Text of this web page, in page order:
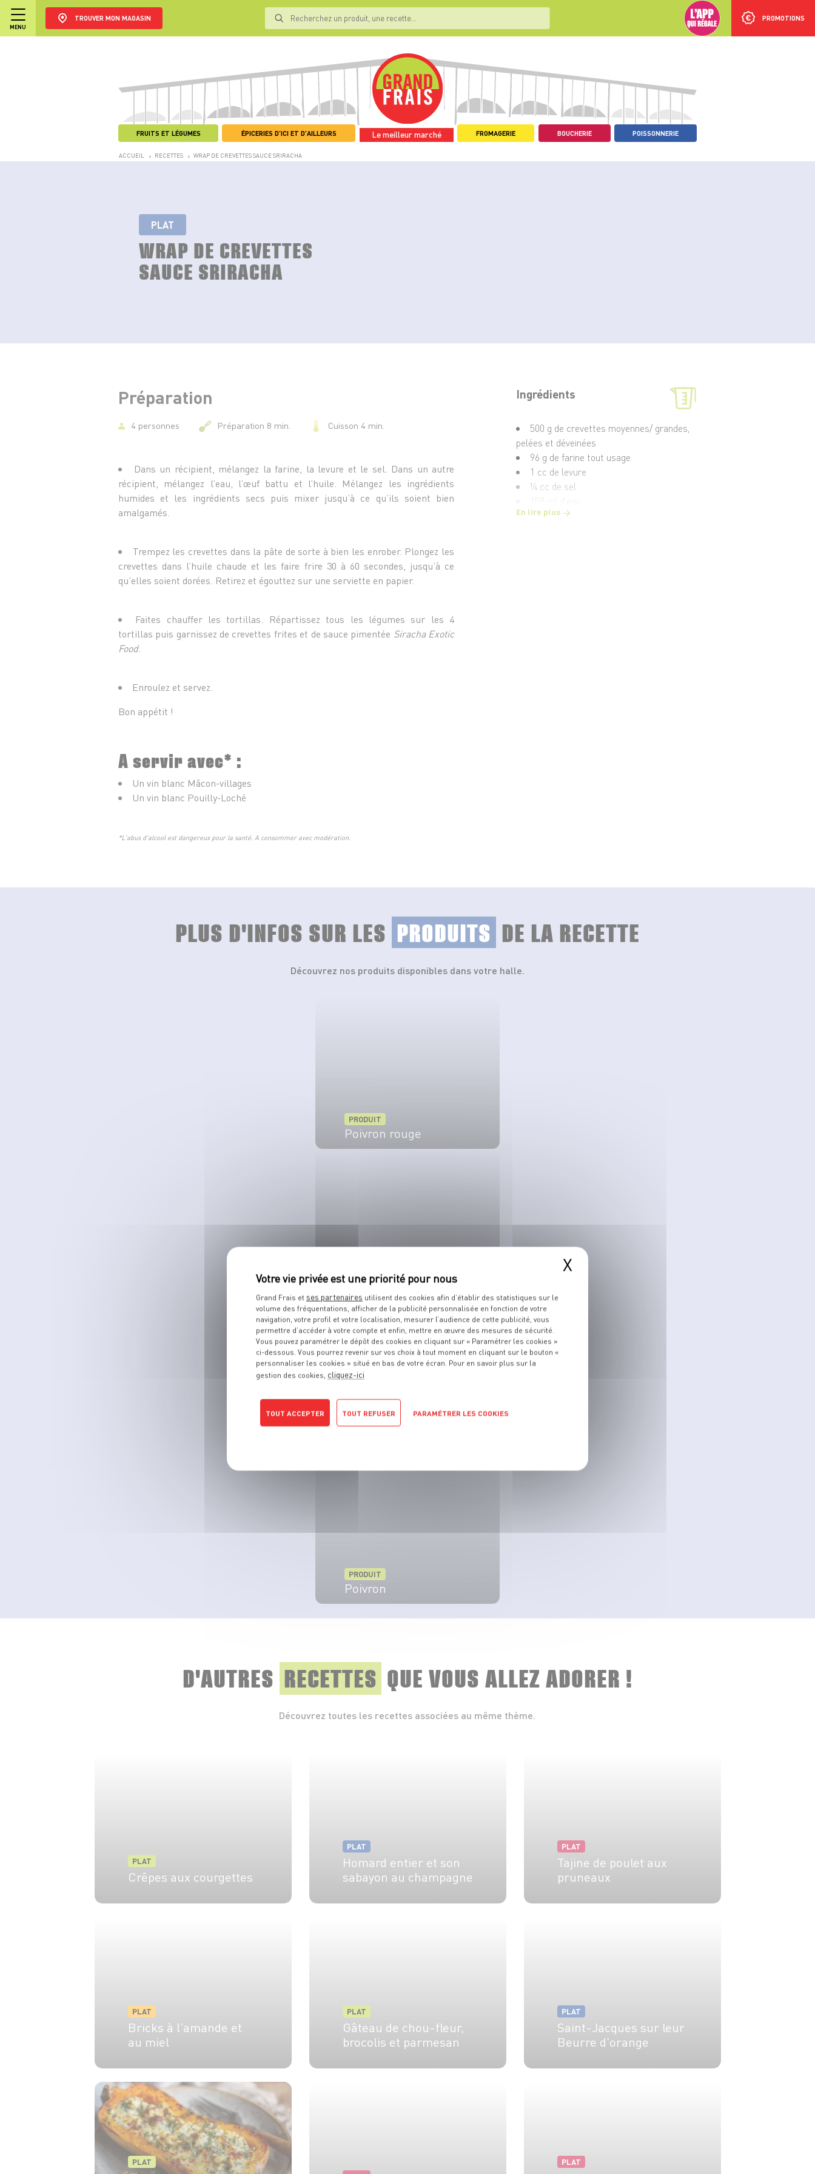
MENU
TROUVER MON MAGASIN PROMOTIONS
FRUITS ET LÉGUMES ÉPICERIES D'ICI ET D'AILLEURS Le meilleur marché FROMAGERIE BOUCHERIE POISSONNERIE
ACCUEIL > RECETTES > WRAP DE CREVETTES SAUCE SRIRACHA
PLAT
WRAP DE CREVETTES
SAUCE SRIRACHA
Ingrédients
500 g de crevettes moyennes/ grandes,
pelées et déveinées
96 g de farine tout usage
1 cc de levure
¼ cc de sel
1 oeuf battu
En lire plus
Préparation
4 personnes Préparation 8 min. Cuisson 4 min.
Dans un récipient, mélangez la farine, la levure et le sel. Dans un autre
récipient, mélangez l’eau, l’œuf battu et l’huile. Mélangez les ingrédients
humides et les ingrédients secs puis mixer jusqu’à ce qu’ils soient bien
amalgamés.
Trempez les crevettes dans la pâte de sorte à bien les enrober. Plongez les
crevettes dans l’huile chaude et les faire frire 30 à 60 secondes, jusqu’à ce
qu’elles soient dorées. Retirez et égouttez sur une serviette en papier.
Faites chauffer les tortillas. Répartissez tous les légumes sur les 4
tortillas puis garnissez de crevettes frites et de sauce pimentée Siracha Exotic
Food.
Enroulez et servez.
Bon appétit !
A servir avec* :
Un vin blanc Mâcon-villages
Un vin blanc Pouilly-Loché
*L'abus d'alcool est dangereux pour la santé. A consommer avec modération.
PLUS D'INFOS SUR LES PRODUITS DE LA RECETTE
Découvrez nos produits disponibles dans votre halle.
PRODUIT
Poivron rouge
Crevette
VOIR LE PRODUIT
PRODUIT
Poivron
D'AUTRES RECETTES QUE VOUS ALLEZ ADORER !
Découvrez toutes les recettes associées au même thème.
PLAT
Crêpes aux courgettes
PLAT
Homard entier et son
sabayon au champagne
PLAT
Tajine de poulet aux
pruneaux
PLAT
Bricks à l'amande et
au miel
PLAT
Gâteau de chou-fleur,
brocolis et parmesan
PLAT
Saint-Jacques sur leur
Beurre d'orange
PLAT PLAT
X
Grand Frais et ses partenaires utilisent des cookies afin d’établir des statistiques sur le
volume des fréquentations, afficher de la publicité personnalisée en fonction de votre
navigation, votre profil et votre localisation, mesurer l’audience de cette publicité, vous
permettre d’accéder à votre compte et enfin, mettre en œuvre des mesures de sécurité.
Vous pouvez paramétrer le dépôt des cookies en cliquant sur « Paramétrer les cookies »
ci-dessous. Vous pourrez revenir sur vos choix à tout moment en cliquant sur le bouton «
personnaliser les cookies » situé en bas de votre écran. Pour en savoir plus sur la
gestion des cookies, cliquez-ici
TOUT ACCEPTER TOUT REFUSER PARAMÉTRER LES COOKIES